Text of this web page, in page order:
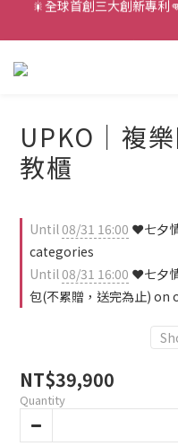
全球首款男性氣流式震動
新款智能
UPKO｜複
教櫃
Until08/31 16:00 ❤️七夕
categories
Until08/31 16:00 ❤️七夕
包(不累贈，送完為止) on
NT$39,900
Quantity